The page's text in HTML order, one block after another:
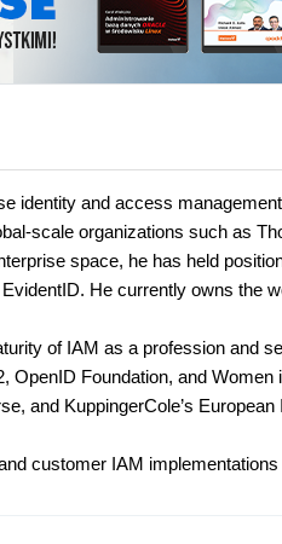
identity and access
scale organizations such as
space, he has held
He currently owns the
of IAM as a profession and
OpenID Foundation, and
and KuppingerCole’s
customer IAM